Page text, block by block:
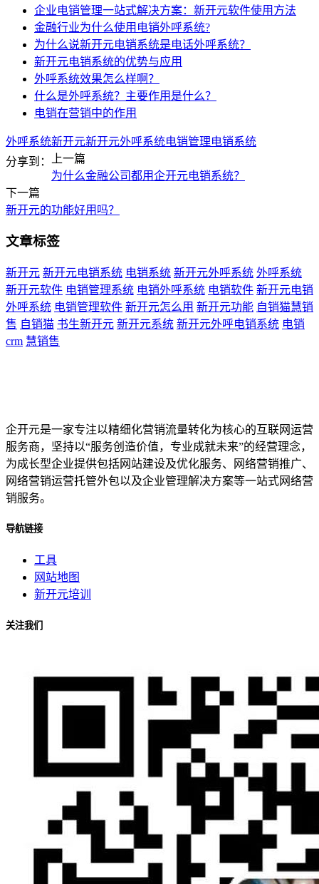
企业电销管理一站式解决方案：新开元软件使用方法
金融行业为什么使用电销外呼系统?
为什么说新开元电销系统是电话外呼系统？
新开元电销系统的优势与应用
外呼系统效果怎么样啊？
什么是外呼系统？主要作用是什么？
电销在营销中的作用
外呼系统新开元新开元外呼系统电销管理电销系统
分享到：
上一篇
为什么金融公司都用企开元电销系统？
下一篇
新开元的功能好用吗？
文章标签
新开元 新开元电销系统 电销系统 新开元外呼系统 外呼系统
新开元软件 电销管理系统 电销外呼系统 电销软件 新开元电销
外呼系统 电销管理软件 新开元怎么用 新开元功能 自销猫慧销
售 自销猫 书生新开元 新开元系统 新开元外呼电销系统 电销
crm 慧销售
企开元是一家专注以精细化营销流量转化为核心的互联网运营
服务商，坚持以“服务创造价值，专业成就未来”的经营理念，
为成长型企业提供包括网站建设及优化服务、网络营销推广、
网络营销运营托管外包以及企业管理解决方案等一站式网络营
销服务。
导航链接
工具
网站地图
新开元培训
关注我们